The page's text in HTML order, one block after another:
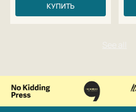
КУПИТЬ